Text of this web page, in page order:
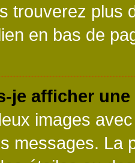
trouverez plus
en bas de
je afficher
images
messages. La